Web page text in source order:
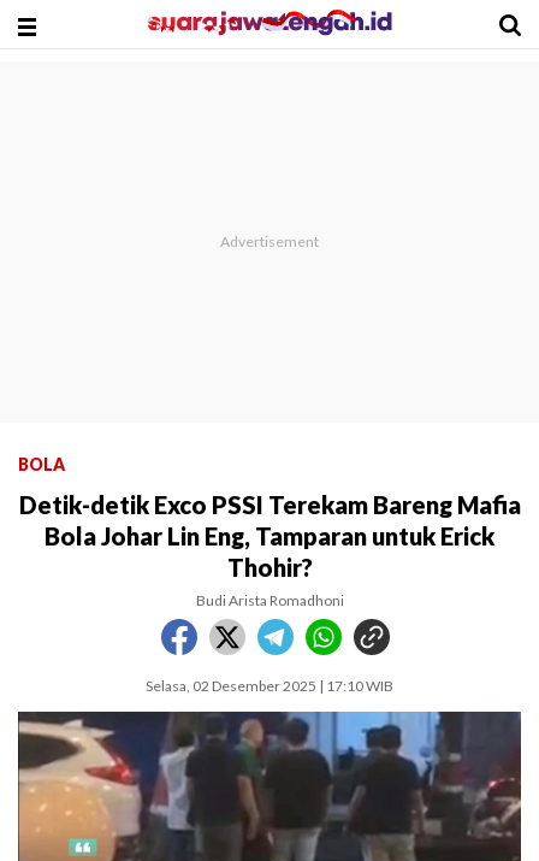
BOLA
Detik-detik Exco PSSI Terekam Bareng Mafia
Bola Johar Lin Eng, Tamparan untuk Erick
Thohir?
Budi Arista Romadhoni
Selasa, 02 Desember 2025 | 17:10 WIB